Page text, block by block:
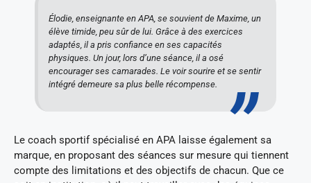
Élodie, enseignante en APA, se souvient de Maxime, un
élève timide, peu sûr de lui. Grâce à des exercices
adaptés, il a pris confiance en ses capacités
physiques. Un jour, lors d’une séance, il a osé
encourager ses camarades. Le voir sourire et se sentir
intégré demeure sa plus belle récompense.
Le coach sportif spécialisé en APA laisse également sa
marque, en proposant des séances sur mesure qui tiennent
compte des limitations et des objectifs de chacun. Que ce